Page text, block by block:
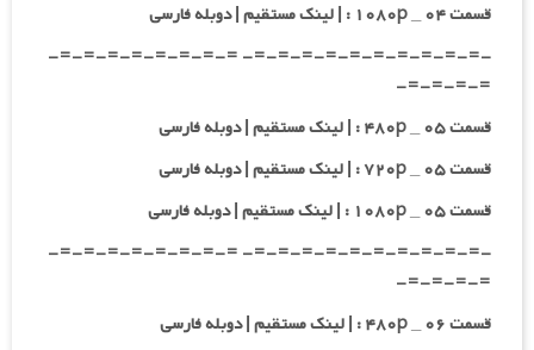
قسمت ۰۴ _ ۱۰۸۰p : | لینک مستقیم | دوبله فارسی
-=-=-=-=-=-=-=-=-=-=- =-=-=-=-=-=-=-=-
=-=-=-=-
قسمت ۰۵ _ ۴۸۰p : | لینک مستقیم | دوبله فارسی
قسمت ۰۵ _ ۷۲۰p : | لینک مستقیم | دوبله فارسی
قسمت ۰۵ _ ۱۰۸۰p : | لینک مستقیم | دوبله فارسی
-=-=-=-=-=-=-=-=-=-=- =-=-=-=-=-=-=-=-
=-=-=-=-
قسمت ۰۶ _ ۴۸۰p : | لینک مستقیم | دوبله فارسی